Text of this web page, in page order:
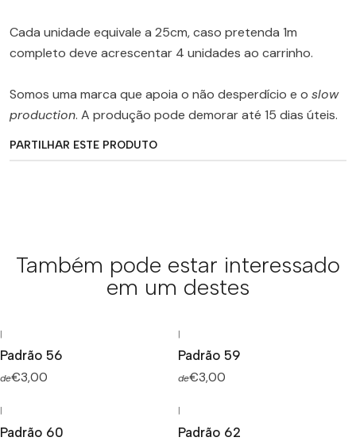
Cada unidade equivale a 25cm, caso pretenda 1m
completo deve acrescentar 4 unidades ao carrinho.
Somos uma marca que apoia o não desperdício e o slow
production. A produção pode demorar até 15 dias úteis.
PARTILHAR ESTE PRODUTO
Também pode estar interessado
em um destes
|
Padrão 56
de€3,00
|
Padrão 59
de€3,00
|
Padrão 60
|
Padrão 62